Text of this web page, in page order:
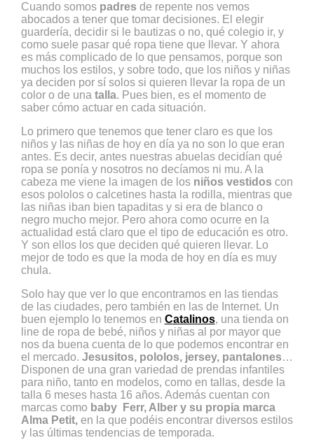
Cuando somos padres de repente nos vemos
abocados a tener que tomar decisiones. El elegir
guardería, decidir si le bautizas o no, qué colegio ir, y
como suele pasar qué ropa tiene que llevar. Y ahora
es más complicado de lo que pensamos, porque son
muchos los estilos, y sobre todo, que los niños y niñas
ya deciden por sí solos si quieren llevar la ropa de un
color o de una talla. Pues bien, es el momento de
saber cómo actuar en cada situación.
Lo primero que tenemos que tener claro es que los
niños y las niñas de hoy en día ya no son lo que eran
antes. Es decir, antes nuestras abuelas decidían qué
ropa se ponía y nosotros no decíamos ni mu. A la
cabeza me viene la imagen de losniños vestidos con
esos pololos o calcetines hasta la rodilla, mientras que
las niñas iban bien tapaditas y si era de blanco o
negro mucho mejor. Pero ahora como ocurre en la
actualidad está claro que el tipo de educación es otro.
Y son ellos los que deciden qué quieren llevar. Lo
mejor de todo es que la moda de hoy en día es muy
chula.
Solo hay que ver lo que encontramos en las tiendas
de las ciudades, pero también en las de Internet. Un
buen ejemplo lo tenemos en Catalinos, una tienda on
line de ropa de bebé, niños y niñas al por mayor que
nos da buena cuenta de lo que podemos encontrar en
el mercado. Jesusitos, pololos, jersey, pantalones…
Disponen de una gran variedad de prendas infantiles
para niño, tanto en modelos, como en tallas, desde la
talla 6 meses hasta 16 años. Además cuentan con
marcas como baby Ferr, Alber y su propia marca
Alma Petit,en la que podéis encontrar diversos estilos
y las últimas tendencias de temporada.